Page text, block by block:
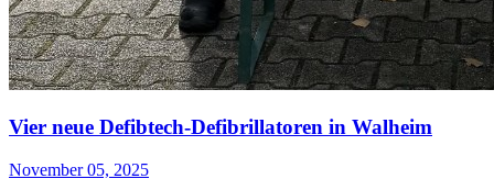
Vier neue Defibtech-Defibrillatoren in Walheim
November 05, 2025